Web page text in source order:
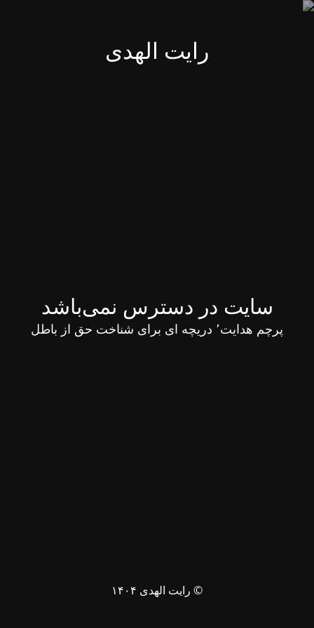
رایت الهدی
سایت در دسترس نمی‌باشد
پرچم هدایت٬ دریچه ای برای شناخت حق از باطل
© رایت الهدی ۱۴۰۴